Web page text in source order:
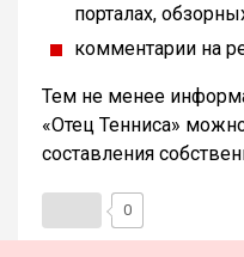
порталах,
комментарии на
Тем не менее
«Отец Тенниса»
составления
0